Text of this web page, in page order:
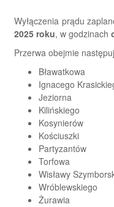
Wyłączenia prądu
2025 roku, w godzinach
Przerwa obejmie
Bławatkowa
Ignacego
Jeziorna
Kilińskiego
Kosynierów
Kościuszki
Partyzantów
Torfowa
Wisławy
Wróblewskiego
Żurawia